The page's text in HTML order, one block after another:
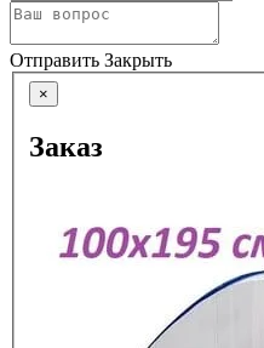
Отправить Закрыть
×
Заказ